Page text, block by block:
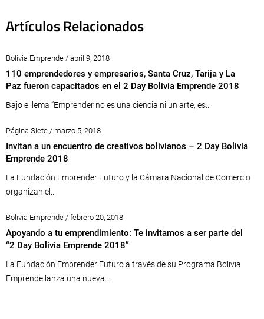
Artículos Relacionados
Bolivia Emprende / abril 9, 2018
110 emprendedores y empresarios, Santa Cruz, Tarija y La
Paz fueron capacitados en el 2 Day Bolivia Emprende 2018
Bajo el lema “Emprender no es una ciencia ni un arte, es...
Página Siete / marzo 5, 2018
Invitan a un encuentro de creativos bolivianos – 2 Day Bolivia
Emprende 2018
La Fundación Emprender Futuro y la Cámara Nacional de Comercio
organizan el...
Bolivia Emprende / febrero 20, 2018
Apoyando a tu emprendimiento: Te invitamos a ser parte del
“2 Day Bolivia Emprende 2018”
La Fundación Emprender Futuro a través de su Programa Bolivia
Emprende lanza una nueva...